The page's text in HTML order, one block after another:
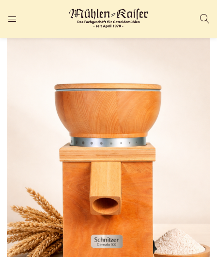
ANMELDEN
Angemeldet bleiben Passwort vergessen?